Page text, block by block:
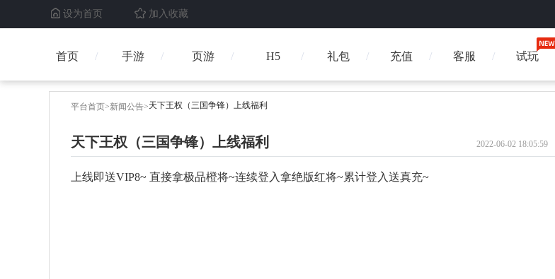
设为首页 加入收藏
首页 手游 H5
页游 礼包 充值 客服 试玩
平台首页>新闻公告>天下王权（三国争锋）上线福利
天下王权（三国争锋）上线福利 2022-06-02 18:05:59
上线即送VIP8~ 直接拿极品橙将~连续登入拿绝版红将~累计登入送真充~